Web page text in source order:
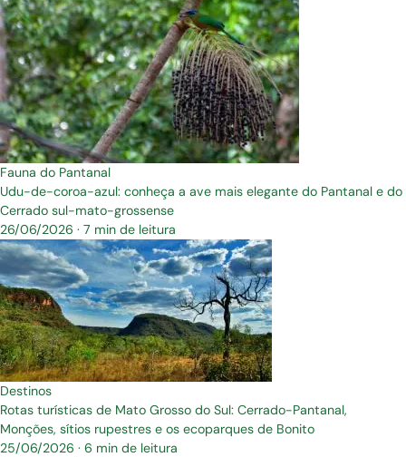
Fauna do Pantanal
Udu-de-coroa-azul: conheça a ave mais elegante do Pantanal e do
Cerrado sul-mato-grossense
26/06/2026 · 7 min de leitura
Destinos
Rotas turísticas de Mato Grosso do Sul: Cerrado-Pantanal,
Monções, sítios rupestres e os ecoparques de Bonito
25/06/2026 · 6 min de leitura